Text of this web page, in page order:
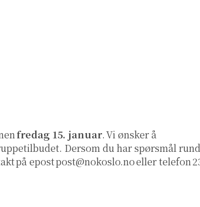
fredag 15. januar. Vi ønsker å
Dersom du har spørsmål
på epostpost@nokoslo.noeller telefon